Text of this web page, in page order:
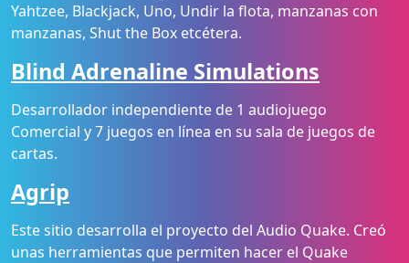
Yahtzee, Blackjack, Uno, Undir la flota, manzanas con
manzanas, Shut the Box etcétera.
Blind Adrenaline Simulations
Desarrollador independiente de 1 audiojuego
Comercial y 7 juegos en línea en su sala de juegos de
cartas.
Agrip
Este sitio desarrolla el proyecto del Audio Quake. Creó
unas herramientas que permiten hacer el Quake